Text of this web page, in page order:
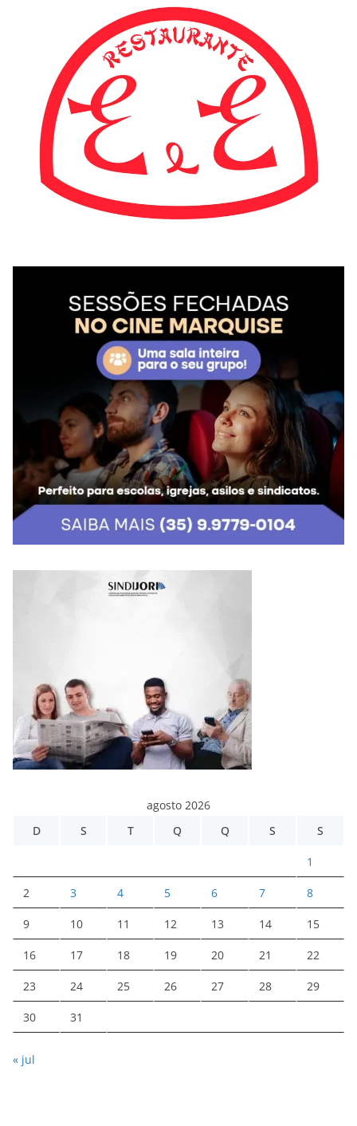
agosto 2026
D
S T Q Q S S
1
2 3 4 5 6 7 8
9 10 11 12 13 14 15
16 17 18 19 20 21 22
23 24 25 26 27 28 29
30 31
« jul